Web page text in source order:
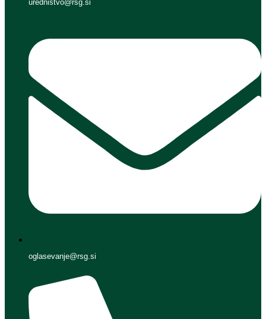
urednistvo@rsg.si
oglasevanje@rsg.si